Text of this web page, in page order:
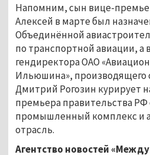
Напомним, сын вице-
Алексей в марте был
Объединённой
по транспортной авиации, а
гендиректора ОАО
Ильюшина», производящего
Дмитрий Рогозин курирует
премьера правительства
промышленный комплекс и
отрасль.
Агентство новостей «Между